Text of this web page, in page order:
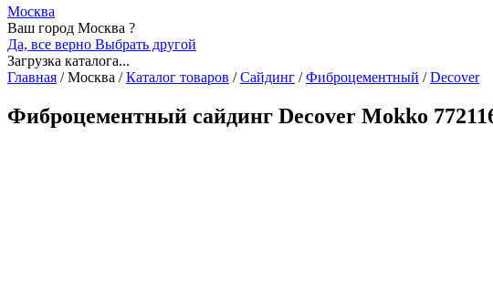
Москва
Ваш город Москва ?
Да, все верно Выбрать другой
Загрузка каталога...
Главная /Москва / Каталог товаров / Сайдинг / Фиброцементный / Decover
Фиброцементный сайдинг Decover Mokko